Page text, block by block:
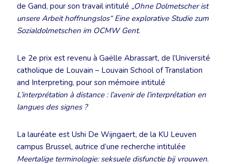
de Gand, pour son travail intitulé „Ohne Dolmetscher ist
unsere Arbeit hoffnungslos“ Eine explorative Studie zum
Sozialdolmetschen im OCMW Gent.
Le 2e prix est revenu à Gaëlle Abrassart, de l’Université
catholique de Louvain – Louvain School of Translation
and Interpreting, pour son mémoire intitulé
L’interprétation à distance : l’avenir de l’interprétation en
langues des signes ?
La lauréate est Ushi De Wijngaert, de la KU Leuven
campus Brussel, autrice d’une recherche intitulée
Meertalige terminologie: seksuele disfunctie bij vrouwen.